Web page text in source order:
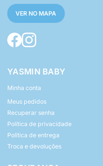
VER NO MAPA
YASMIN BABY
Minha conta
Meus pedidos
Recuperar senha
Política de privacidade
Política de entrega
Troca e devoluções